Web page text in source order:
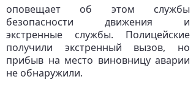
оповещает об этом службы
безопасности движения и
экстренные службы. Полицейские
получили экстренный вызов, но
прибыв на место виновницу аварии
не обнаружили.